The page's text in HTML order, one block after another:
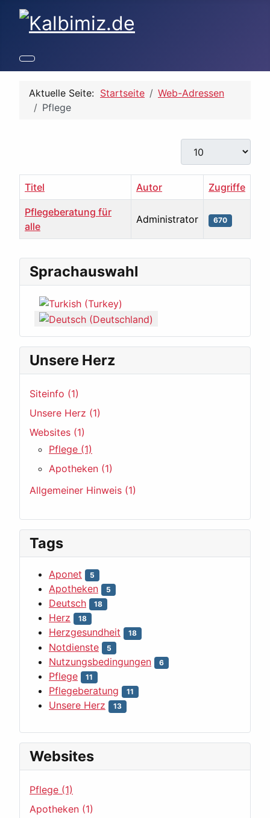
Aktuelle Seite: Startseite
Web-Adressen
Pflege
Anzeige #
Titel Autor Zugriffe
Pflegeberatung für
alle
Administrator 670
Sprachauswahl
Sprache auswählen
Unsere Herz
Siteinfo (1)
Unsere Herz (1)
Websites (1)
Pflege (1)
Apotheken (1)
Allgemeiner Hinweis (1)
Tags
Aponet 5
Apotheken 5
Deutsch 18
Herz 18
Herzgesundheit 18
Notdienste 5
Nutzungsbedingungen 6
Pflege 11
Pflegeberatung 11
Unsere Herz 13
Websites
Pflege (1)
Apotheken (1)